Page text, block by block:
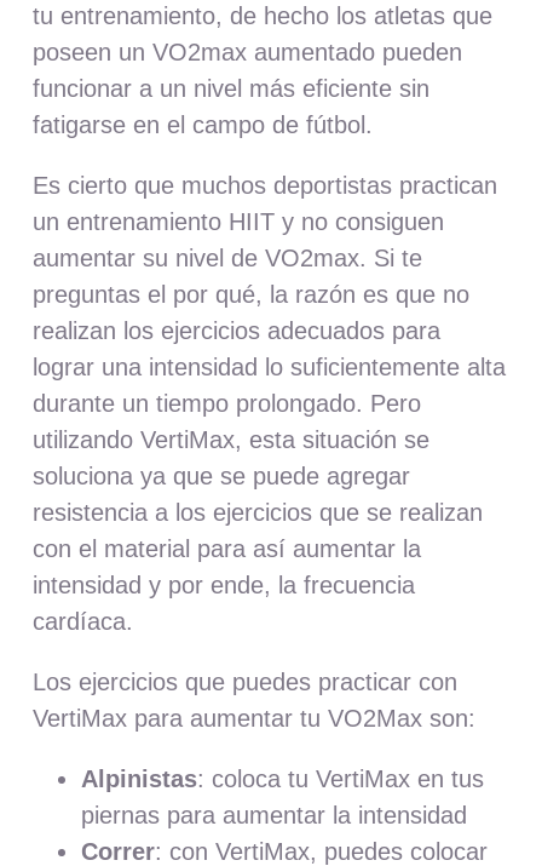
tu entrenamiento, de hecho los atletas que
poseen un VO2max aumentado pueden
funcionar a un nivel más eficiente sin
fatigarse en el campo de fútbol.
Es cierto que muchos deportistas practican
un entrenamiento HIIT y no consiguen
aumentar su nivel de VO2max. Si te
preguntas el por qué, la razón es que no
realizan los ejercicios adecuados para
lograr una intensidad lo suficientemente alta
durante un tiempo prolongado. Pero
utilizando VertiMax, esta situación se
soluciona ya que se puede agregar
resistencia a los ejercicios que se realizan
con el material para así aumentar la
intensidad y por ende, la frecuencia
cardíaca.
Los ejercicios que puedes practicar con
VertiMax para aumentar tu VO2Max son:
Alpinistas: coloca tu VertiMax en tus
piernas para aumentar la intensidad
Correr: con VertiMax, puedes colocar